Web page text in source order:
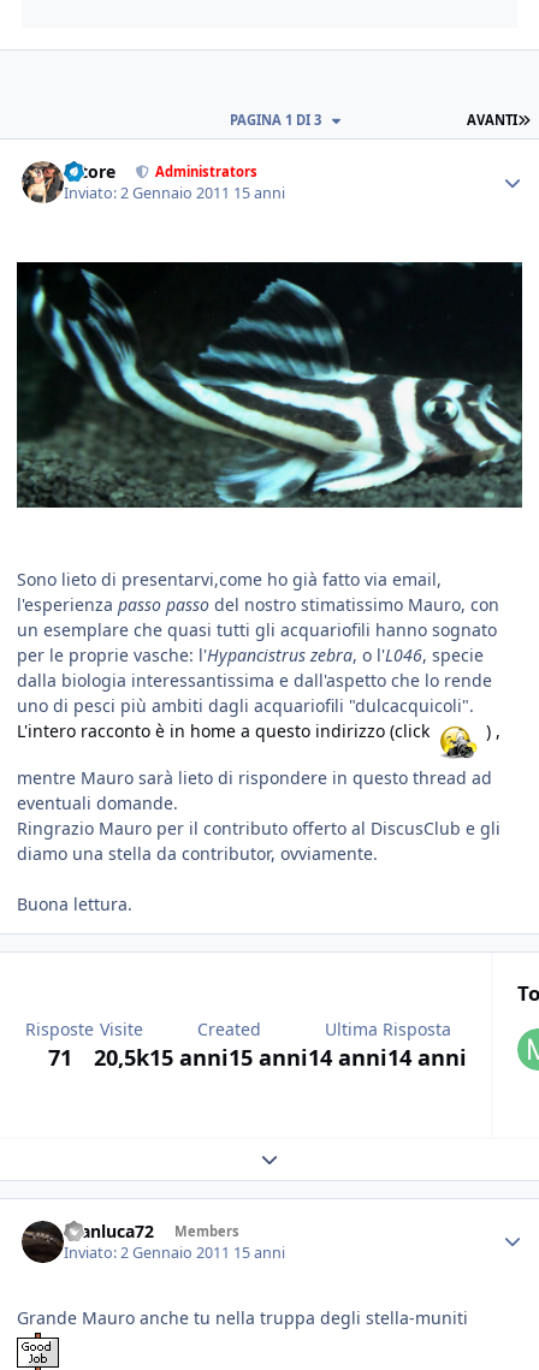
AVANTI
PAGINA 1 DI 3
tatore Administrators
Inviato:2 Gennaio 2011 15 anni
Sono lieto di presentarvi,come ho già fatto via email,
l'esperienza passo passo del nostro stimatissimo Mauro, con
un esemplare che quasi tutti gli acquariofili hanno sognato
per le proprie vasche: l'Hypancistrus zebra, o l'L046, specie
dalla biologia interessantissima e dall'aspetto che lo rende
uno di pesci più ambiti dagli acquariofili "dulcacquicoli".
L'intero racconto è in home a questo indirizzo (click
) ,
mentre Mauro sarà lieto di rispondere in questo thread ad
eventuali domande.
Ringrazio Mauro per il contributo offerto al DiscusClub e gli
diamo una stella da contributor, ovviamente.
Buona lettura.
Risposte
71
Visite
20,5k
Created
15 anni15 anni
Ultima Risposta
14 anni14 anni
Expand topic overview
Gianluca72 Members
Inviato:2 Gennaio 2011 15 anni
Grande Mauro anche tu nella truppa degli stella-muniti